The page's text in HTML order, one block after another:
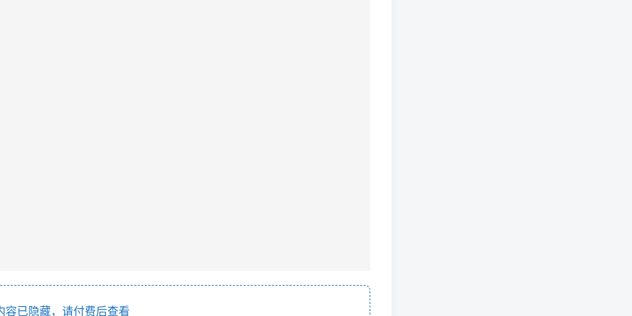
已隐藏，请付费后查看